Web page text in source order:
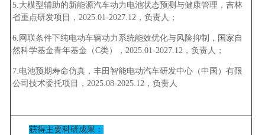
5.大模型辅助的新能源汽车动力电池状态预测与健康管理，吉林
省重点研发项目，2025.01-2027.12，负责人；
6.网联条件下纯电动车辆动力系统能效优化与风险抑制，国家自
然科学基金青年基金（C类），2025.01-2027.12，负责人；
7.电池预期寿命仿真，丰田智能电动汽车研发中心（中国）有限
公司技术委托项目，2025.08-2025.12，负责人
获得主要科研成果：